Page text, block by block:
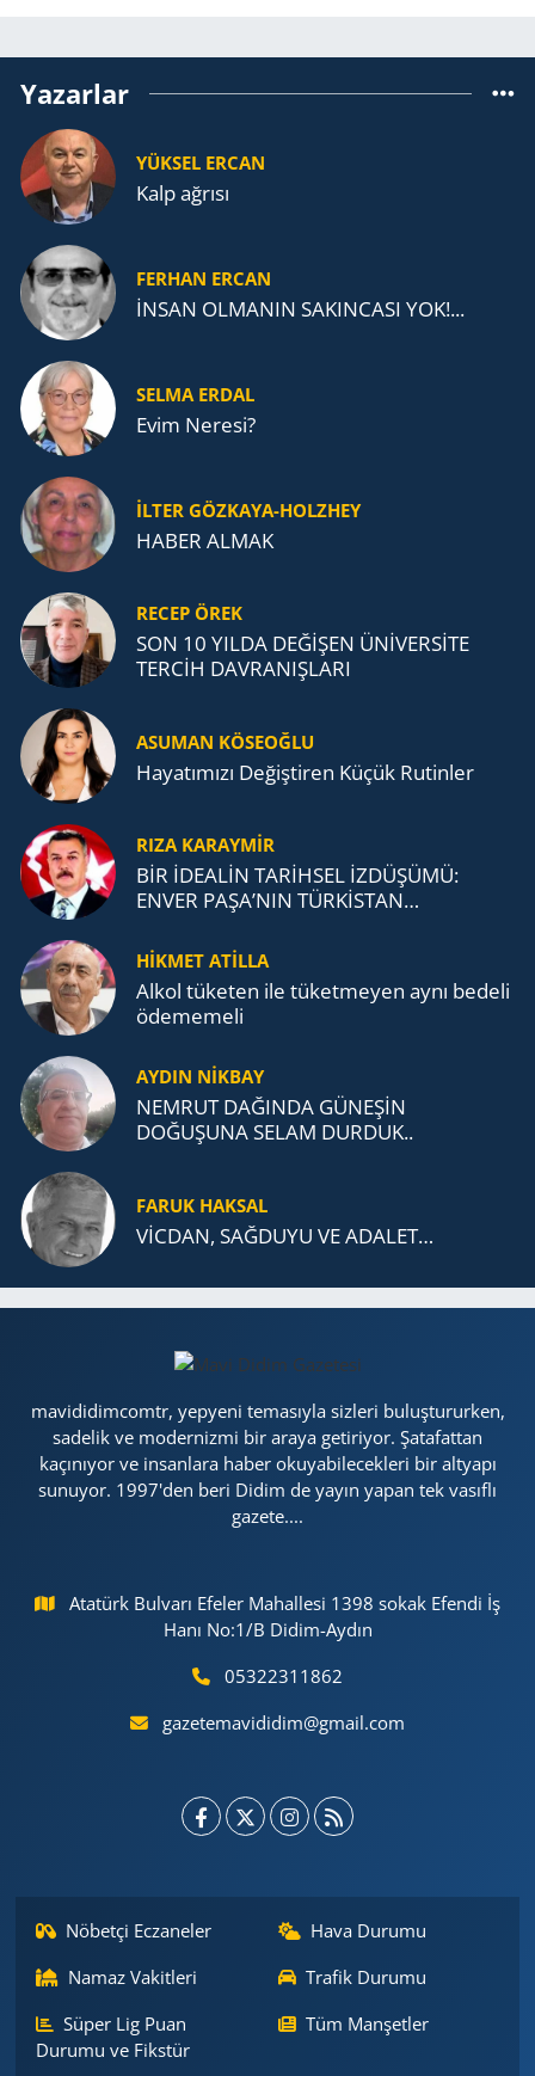
Yazarlar
YÜKSEL ERCAN
Kalp ağrısı
FERHAN ERCAN
İNSAN OLMANIN SAKINCASI YOK!...
SELMA ERDAL
Evim Neresi?
İLTER GÖZKAYA-HOLZHEY
HABER ALMAK
RECEP ÖREK
SON 10 YILDA DEĞİŞEN ÜNİVERSİTE
TERCİH DAVRANIŞLARI
ASUMAN KÖSEOĞLU
Ha­ya­tı­mı­zı De­ğiş­ti­ren Küçük Ru­tin­ler
RIZA KARAYMIR
BİR İDEALİN TARİHSEL İZDÜŞÜMÜ:
ENVER PAŞA’NIN TÜRKİSTAN
TEŞKİLATI’NA UZANAN MİRASI
HİKMET ATİLLA
Alkol tü­ke­ten ile tü­ket­me­yen aynı be­de­li
öde­me­me­li
AYDIN NİKBAY
NEMRUT DAĞINDA GÜNEŞİN
DOĞUŞUNA SELAM DURDUK..
FARUK HAKSAL
VİCDAN, SAĞ­DU­YU VE ADA­LET…
mavididimcomtr, yepyeni temasıyla sizleri buluştururken,
sadelik ve modernizmi bir araya getiriyor. Şatafattan
kaçınıyor ve insanlara haber okuyabilecekleri bir altyapı
sunuyor. 1997'den beri Didim de yayın yapan tek vasıflı
gazete....
Atatürk Bulvarı Efeler Mahallesi 1398 sokak Efendi İş
Hanı No:1/B Didim-Aydın
05322311862
gazetemavididim@gmail.com
Nöbetçi Eczaneler
Hava Durumu
Namaz Vakitleri
Trafik Durumu
Süper Lig Puan
Durumu ve Fikstür
Tüm Manşetler